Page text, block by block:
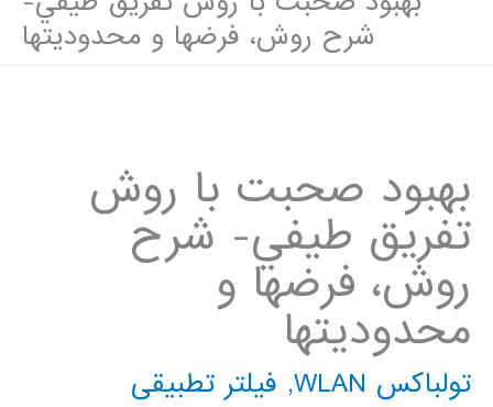
شرح روش، فرضها و محدوديتها
بهبود صحبت با روش
تفريق طيفي- شرح
روش، فرضها و
محدوديتها
تولباکس WLAN , فیلتر تطبیقی